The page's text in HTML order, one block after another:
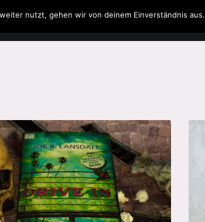
& Serien Musik Spielzeug Literatur
nutzt, gehen wir von deinem Einverständnis aus.